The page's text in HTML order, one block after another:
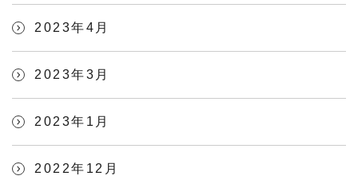
2023年4月
2023年3月
2023年1月
2022年12月